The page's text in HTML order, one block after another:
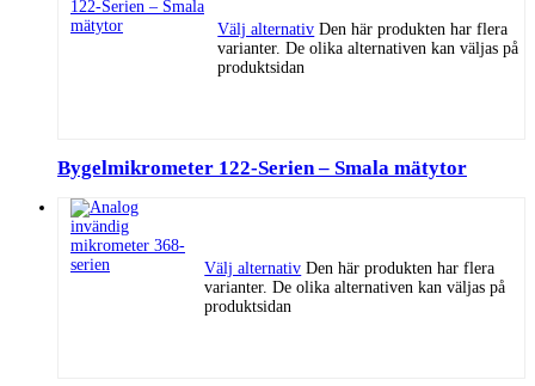
Välj alternativ Den här produkten har flera
varianter. De olika alternativen kan väljas på
produktsidan
Bygelmikrometer 122-Serien – Smala mätytor
Välj alternativ Den här produkten har flera
varianter. De olika alternativen kan väljas på
produktsidan